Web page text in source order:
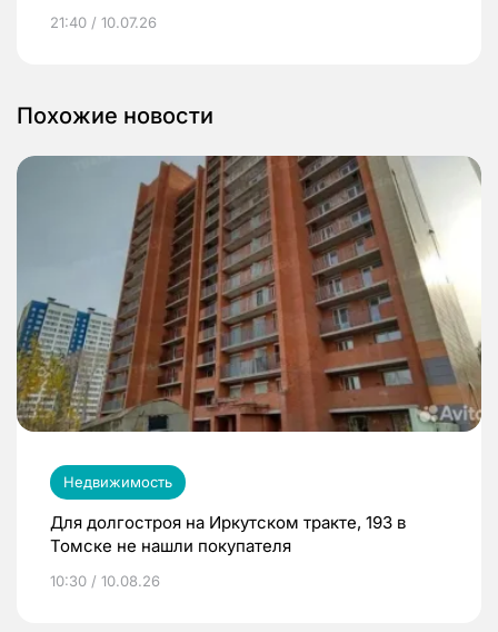
21:40 / 10.07.26
Похожие новости
Недвижимость
Для долгостроя на Иркутском тракте, 193 в
Томске не нашли покупателя
10:30 / 10.08.26